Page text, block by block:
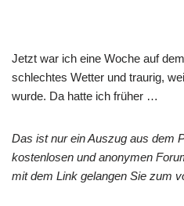
Jetzt war ich eine Woche auf
schlechtes Wetter und traurig,
wurde. Da hatte ich früher …
Das ist nur ein Auszug aus dem
kostenlosen und anonymen
mit dem Link gelangen Sie zum